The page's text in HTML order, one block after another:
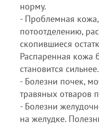
норму.
- Проблемная кожа,
потоотделению,
скопившиеся
Распаренная кожа
становится сильнее.
- Болезни почек,
травяных отваров
- Болезни
на желудке.